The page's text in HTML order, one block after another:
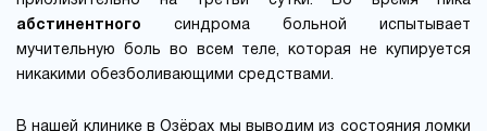
абстинентного синдрома больной испытывает
мучительную боль во всем теле, которая не купируется
никакими обезболивающими средствами.
В нашей клинике в Озёрах мы выводим из состояния ломки